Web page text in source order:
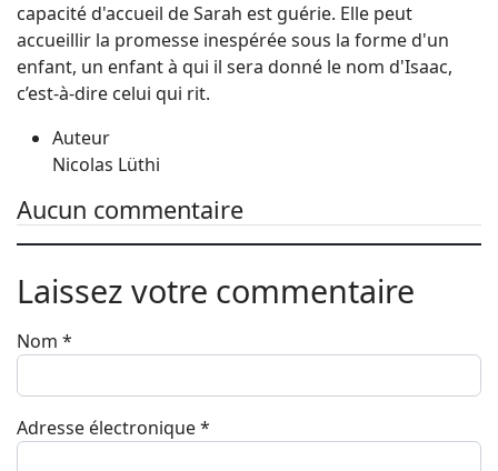
capacité d'accueil de Sarah est guérie. Elle peut
accueillir la promesse inespérée sous la forme d'un
enfant, un enfant à qui il sera donné le nom d'Isaac,
c’est-à-dire celui qui rit.
Auteur
Nicolas Lüthi
Aucun commentaire
Laissez votre commentaire
Nom *
Adresse électronique*